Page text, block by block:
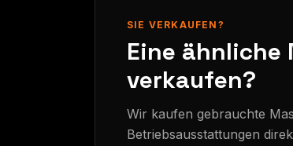
SIE VERKAUFEN?
Eine ähnliche
verkaufen?
Wir kaufen gebrauchte
Betriebsausstattungen